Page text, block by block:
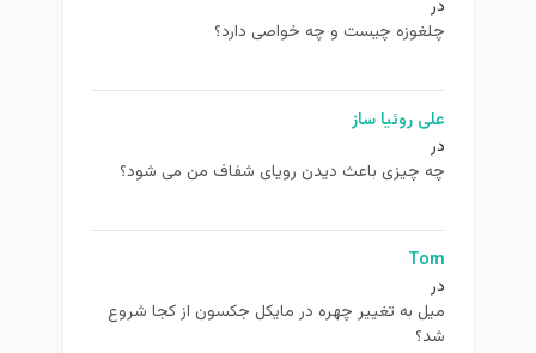
در
چلغوزه چیست و چه خواصی دارد؟
علی روئیا ساز
در
چه چیزی باعث دیدن رویای شفاف من می شود؟
Tom
در
ميل به تغيير چهره در مایکل جکسون از كجا شروع
شد؟